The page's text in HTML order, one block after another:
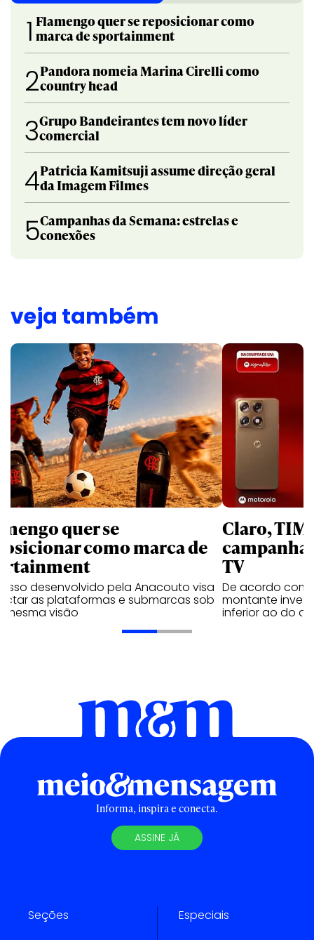
1 Flamengo quer se reposicionar como
marca de sportainment
2Pandora nomeia Marina Cirelli como
country head
3Grupo Bandeirantes tem novo líder
comercial
4Patricia Kamitsuji assume direção geral
da Imagem Filmes
5Campanhas da Semana: estrelas e
conexões
veja também
quer se
como marca de
desenvolvido pela Anacouto visa
as plataformas e submarcas sob
mesma visão
Claro,
TV
De acordo com
montante
inferior ao do
Informa, inspira e conecta.
ASSINE JÁ
Seções Especiais